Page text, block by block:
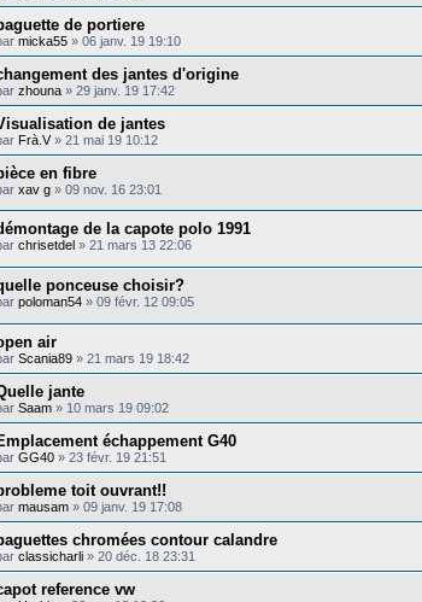
de portiere
micka55 » 06 janv. 19 19:10
des jantes d'origine
zhouna » 29 janv. 19 17:42
de jantes
Frà.V» 21 mai 19 10:12
en fibre
xav g » 09 nov. 16 23:01
de la capote polo 1991
chrisetdel » 21 mars 13 22:06
ponceuse choisir?
poloman54 » 09 févr. 12 09:05
air
Scania89 » 21 mars 19 18:42
jante
Saam » 10 mars 19 09:02
échappement G40
GG40 » 23 févr. 19 21:51
toit ouvrant!!
mausam » 09 janv. 19 17:08
chromées contour calandre
classicharli » 20 déc. 18 23:31
reference vw